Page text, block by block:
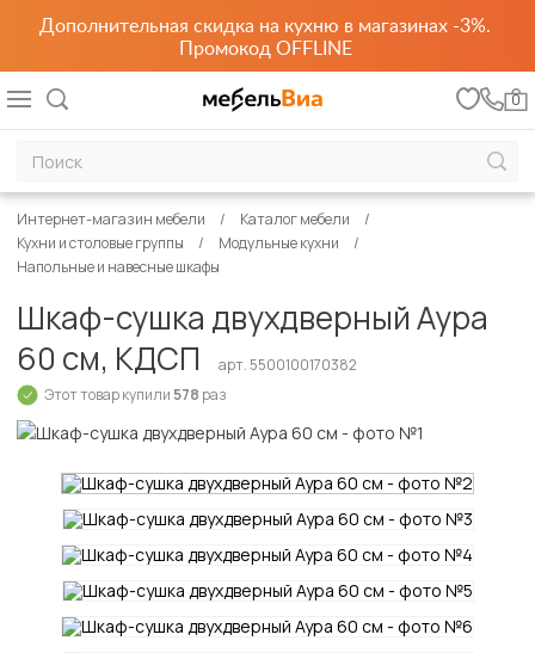
Дополнительная скидка на кухню в магазинах -3%.
Промокод OFFLINE
0
Интернет-магазин мебели
Каталог мебели
Кухни и столовые группы
Модульные кухни
Напольные и навесные шкафы
Шкаф-сушка двухдверный Аура
60 см, КДСП
арт. 5500100170382
Этот товар купили 578 раз